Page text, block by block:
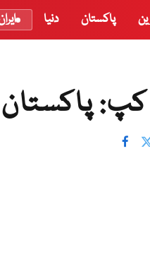
پاکستان دنیا
پاکستان